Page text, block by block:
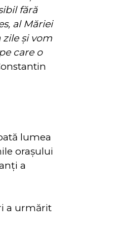
fără
al Măriei
zile și vom
care o
lumea
oraşului
a
a urmărit